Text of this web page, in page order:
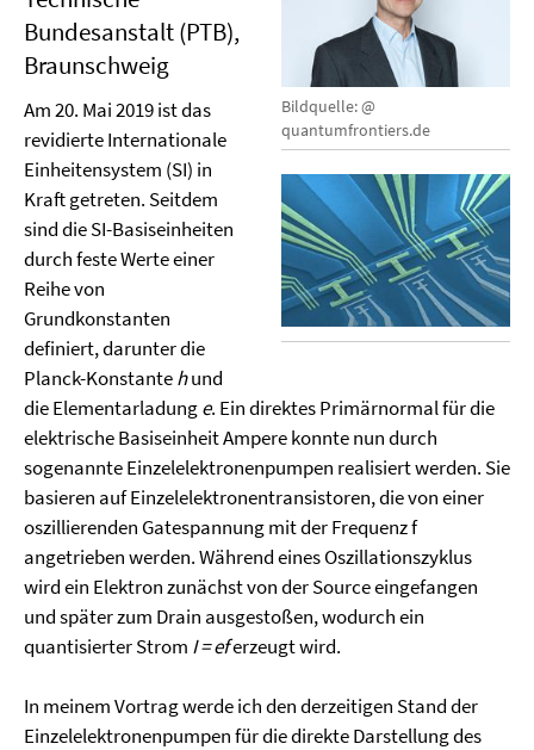
Bildquelle: @
quantumfrontiers.de
Bundesanstalt (PTB),
Braunschweig
Am 20. Mai 2019 ist das
revidierte Internationale
Einheitensystem (SI) in
Kraft getreten. Seitdem
sind die SI-Basiseinheiten
durch feste Werte einer
Reihe von
Grundkonstanten
definiert, darunter die
Planck-Konstantehund
die Elementarladunge. Ein direktes Primärnormal für die
elektrische Basiseinheit Ampere konnte nun durch
sogenannte Einzelelektronenpumpen realisiert werden. Sie
basieren auf Einzelelektronentransistoren, die von einer
oszillierenden Gatespannung mit der Frequenz f
angetrieben werden. Während eines Oszillationszyklus
wird ein Elektron zunächst von der Source eingefangen
und später zum Drain ausgestoßen, wodurch ein
quantisierter Strom I = eferzeugt wird.
In meinem Vortrag werde ich den derzeitigen Stand der
Einzelelektronenpumpen für die direkte Darstellung des